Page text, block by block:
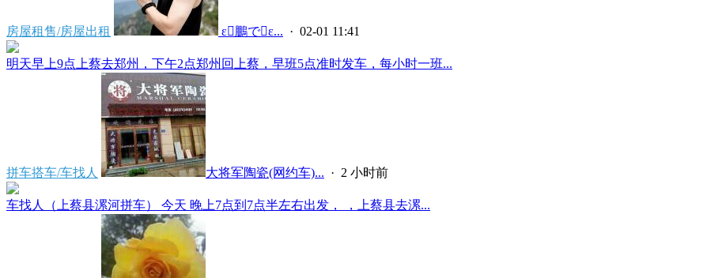
房屋租售/房屋出租  ε鵬でε... · 02-01 11:41
明天早上9点上蔡去郑州，下午2点郑州回上蔡，早班5点准时发车，每小时一班...
拼车搭车/车找人 大将军陶瓷(网约车)... · 2 小时前
车找人（上蔡县漯河拼车） 今天 晚上7点到7点半左右出发， ，上蔡县去漯...